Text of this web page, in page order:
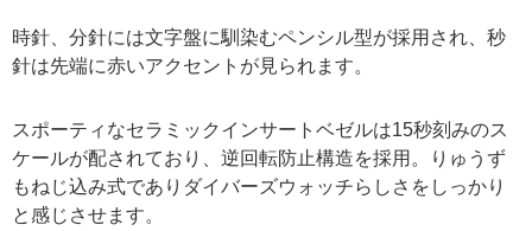
時針、分針には文字盤に馴染むペンシル型が採用され、秒
針は先端に赤いアクセントが見られます。
スポーティなセラミックインサートベゼルは15秒刻みのス
ケールが配されており、逆回転防止構造を採用。りゅうず
もねじ込み式でありダイバーズウォッチらしさをしっかり
と感じさせます。